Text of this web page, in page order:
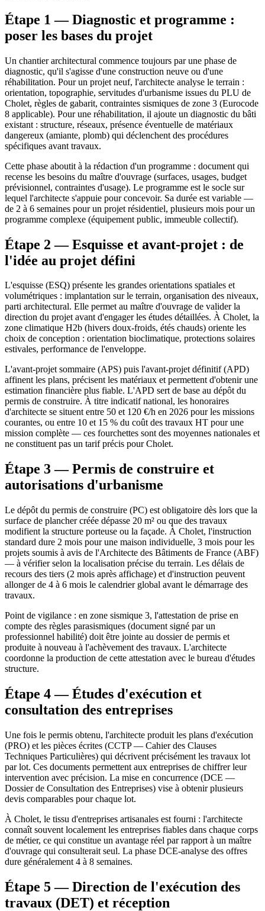
Étape 1 — Diagnostic et programme :
poser les bases du projet
Un chantier architectural commence toujours par une phase de
diagnostic, qu'il s'agisse d'une construction neuve ou d'une
réhabilitation. Pour un projet neuf, l'architecte analyse le terrain :
orientation, topographie, servitudes d'urbanisme issues du PLU de
Cholet, règles de gabarit, contraintes sismiques de zone 3 (Eurocode
8 applicable). Pour une réhabilitation, il ajoute un diagnostic du bâti
existant : structure, réseaux, présence éventuelle de matériaux
dangereux (amiante, plomb) qui déclenchent des procédures
spécifiques avant travaux.
Cette phase aboutit à la rédaction d'un programme : document qui
recense les besoins du maître d'ouvrage (surfaces, usages, budget
prévisionnel, contraintes d'usage). Le programme est le socle sur
lequel l'architecte s'appuie pour concevoir. Sa durée est variable —
de 2 à 6 semaines pour un projet résidentiel, plusieurs mois pour un
programme complexe (équipement public, immeuble collectif).
Étape 2 — Esquisse et avant-projet : de
l'idée au projet défini
L'esquisse (ESQ) présente les grandes orientations spatiales et
volumétriques : implantation sur le terrain, organisation des niveaux,
parti architectural. Elle permet au maître d'ouvrage de valider la
direction du projet avant d'engager les études détaillées. À Cholet, la
zone climatique H2b (hivers doux-froids, étés chauds) oriente les
choix de conception : orientation bioclimatique, protections solaires
estivales, performance de l'enveloppe.
L'avant-projet sommaire (APS) puis l'avant-projet définitif (APD)
affinent les plans, précisent les matériaux et permettent d'obtenir une
estimation financière plus fiable. L'APD sert de base au dépôt du
permis de construire. À titre indicatif national, les honoraires
d'architecte se situent entre 50 et 120 €/h en 2026 pour les missions
courantes, ou entre 10 et 15 % du coût des travaux HT pour une
mission complète — ces fourchettes sont des moyennes nationales et
ne constituent pas un tarif précis pour Cholet.
Étape 3 — Permis de construire et
autorisations d'urbanisme
Le dépôt du permis de construire (PC) est obligatoire dès lors que la
surface de plancher créée dépasse 20 m² ou que des travaux
modifient la structure porteuse ou la façade. À Cholet, l'instruction
standard dure 2 mois pour une maison individuelle, 3 mois pour les
projets soumis à avis de l'Architecte des Bâtiments de France (ABF)
— à vérifier selon la localisation précise du terrain. Les délais de
recours des tiers (2 mois après affichage) et d'instruction peuvent
allonger de 4 à 6 mois le calendrier global avant le démarrage des
travaux.
Point de vigilance : en zone sismique 3, l'attestation de prise en
compte des règles parasismiques (document signé par un
professionnel habilité) doit être jointe au dossier de permis et
produite à nouveau à l'achèvement des travaux. L'architecte
coordonne la production de cette attestation avec le bureau d'études
structure.
Étape 4 — Études d'exécution et
consultation des entreprises
Une fois le permis obtenu, l'architecte produit les plans d'exécution
(PRO) et les pièces écrites (CCTP — Cahier des Clauses
Techniques Particulières) qui décrivent précisément les travaux lot
par lot. Ces documents permettent aux entreprises de chiffrer leur
intervention avec précision. La mise en concurrence (DCE —
Dossier de Consultation des Entreprises) vise à obtenir plusieurs
devis comparables pour chaque lot.
À Cholet, le tissu d'entreprises artisanales est fourni : l'architecte
connaît souvent localement les entreprises fiables dans chaque corps
de métier, ce qui constitue un avantage réel par rapport à un maître
d'ouvrage qui consulterait seul. La phase DCE-analyse des offres
dure généralement 4 à 8 semaines.
Étape 5 — Direction de l'exécution des
travaux (DET) et réception